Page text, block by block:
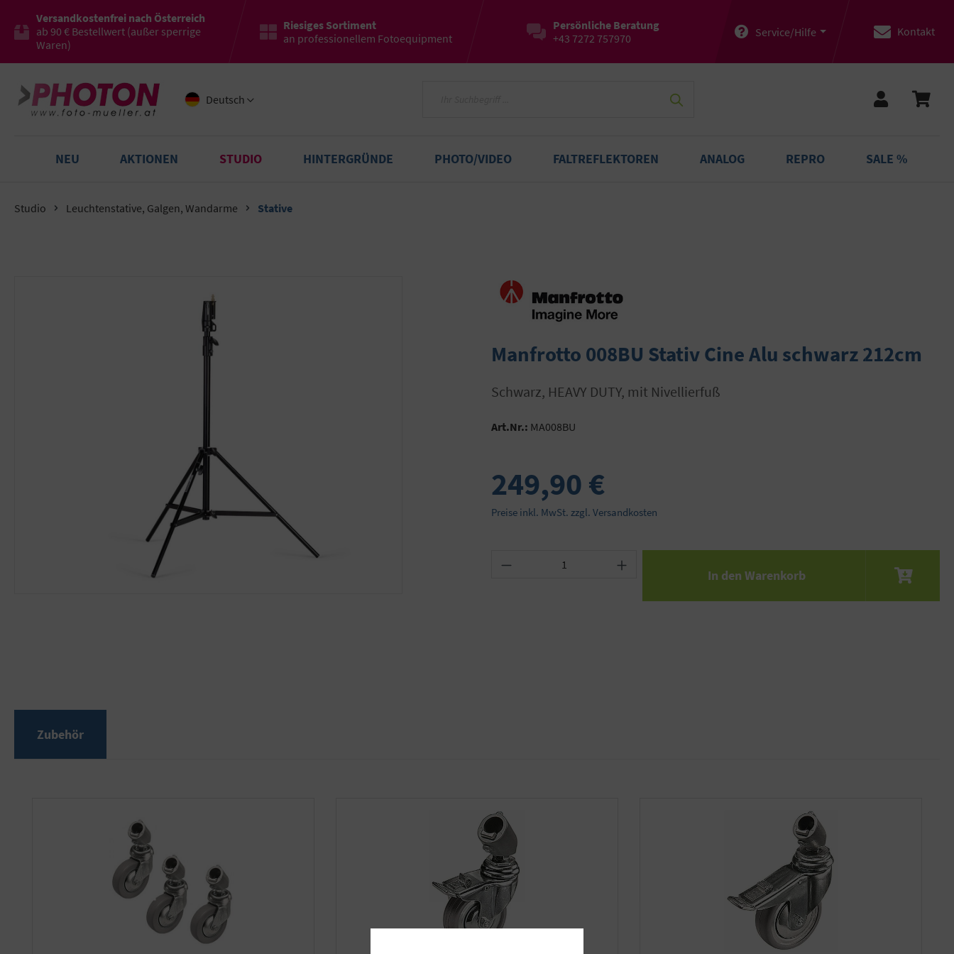
Versandkostenfrei nach Österreich
ab 90 € Bestellwert (außer sperrige
Waren)
Riesiges Sortiment
an professionellem Fotoequipment
Persönliche Beratung
+43 7272 757970
Service/Hilfe Kontakt
Deutsch
NEU AKTIONEN STUDIO HINTERGRÜNDE PHOTO/VIDEO FALTREFLEKTOREN ANALOG REPRO SALE %
Studio Leuchtenstative, Galgen, Wandarme Stative
Manfrotto 008BU Stativ Cine Alu schwarz 212cm
schwarz, HEAVY DUTY, mit Nivellierfuß
Art.Nr.: MA008BU
249,90 €
Preise inkl. MwSt. zzgl. Versandkosten
Produkt Anzahl: Gib den gewünschten Wert ein oder benutze
In den Warenkorb
Zubehör